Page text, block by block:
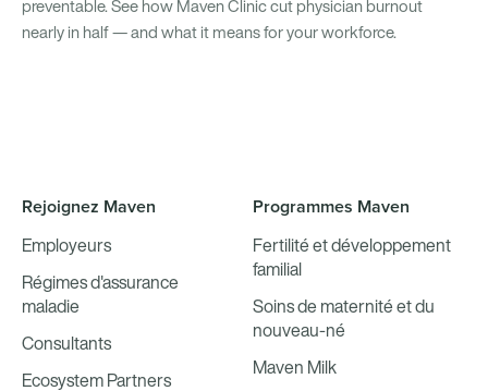
preventable. See how Maven Clinic cut physician burnout
nearly in half — and what it means for your workforce.
Rejoignez Maven
Employeurs
Régimes d'assurance
maladie
Consultants
Ecosystem Partners
Programmes Maven
Fertilité et développement
familial
Soins de maternité et du
nouveau-né
Maven Milk